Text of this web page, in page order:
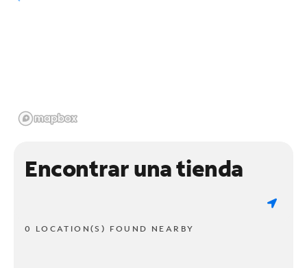
Encontrar una tienda
0 LOCATION(S) FOUND NEARBY